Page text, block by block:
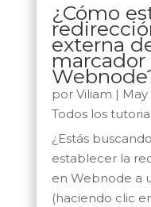
¿Cómo
externa
por Viliam | May
Todos los
¿Estás
establecer la
en Webnode a
(haciendo clic